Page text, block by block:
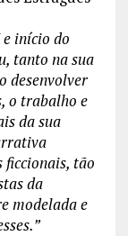
início do
tanto na sua
desenvolver
o trabalho e
da sua
ficcionais, tão
da
modelada e